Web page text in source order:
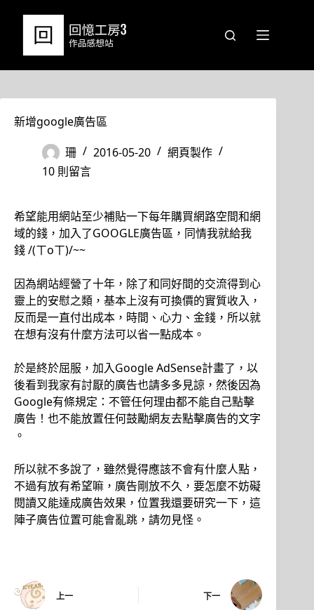
新增google廣告區
珊
2016-05-20
網頁製作
10 則留言
希望能用網站至少補貼一下每年購買網路空間和網
域的錢，加入了GOOGLE廣告區，同情我就給我
錢 /(ㄒoㄒ)/~~
因為網站經營了十年，除了和同好間的交流得到心
靈上的安慰之類，基本上沒有可換價的實質收入，
反而是一直付出成本，時間、心力、金錢，所以就
在想有沒有什麼方法可以省一點成本。
於是終於屈服，加入Google AdSense計畫了，以
後看到我家有討厭的廣告也請多多見諒，然後因為
Google有條規定：不管任何理由都不能自己點擊
廣告！也不能放置任何鼓勵網友去點擊廣告的文字
。
所以就不多說了，雖然覺得應該不會有什麼人點，
不過有放有希望嘛，廣告剛放不久，要怎麼不妨礙
閱讀又能達成廣告效果，位置我還要研究一下，這
陣子廣告位置可能會亂跳，請勿見怪。
上一 下一